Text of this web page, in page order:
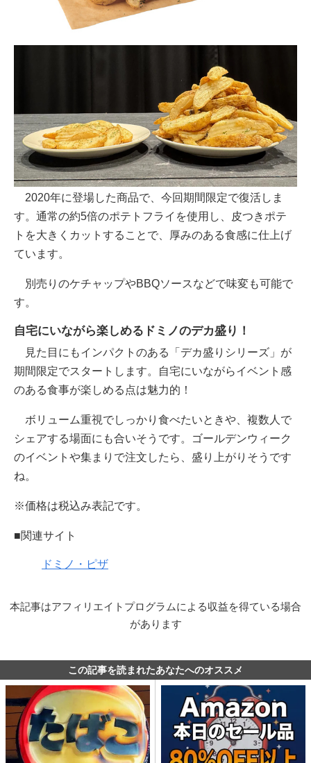
2020年に登場した商品で、今回期間限定で復活しま
す。通常の約5倍のポテトフライを使用し、皮つきポテ
トを大きくカットすることで、厚みのある食感に仕上げ
ています。
別売りのケチャップやBBQソースなどで味変も可能で
す。
自宅にいながら楽しめるドミノのデカ盛り！
見た目にもインパクトのある「デカ盛りシリーズ」が
期間限定でスタートします。自宅にいながらイベント感
のある食事が楽しめる点は魅力的！
ボリューム重視でしっかり食べたいときや、複数人で
シェアする場面にも合いそうです。ゴールデンウィーク
のイベントや集まりで注文したら、盛り上がりそうです
ね。
※価格は税込み表記です。
■関連サイト
ドミノ・ピザ
本記事はアフィリエイトプログラムによる収益を得ている場合
があります
この記事を読まれたあなたへのオススメ